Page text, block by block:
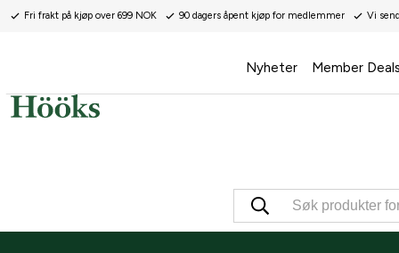
Fri frakt på kjøp over 699 NOK 90 dagers åpent kjøp for medlemmer Vi
Nyheter Member